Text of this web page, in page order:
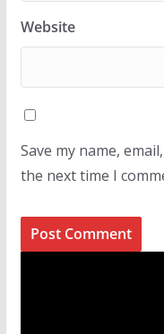
Website
Save my name,
the next time I